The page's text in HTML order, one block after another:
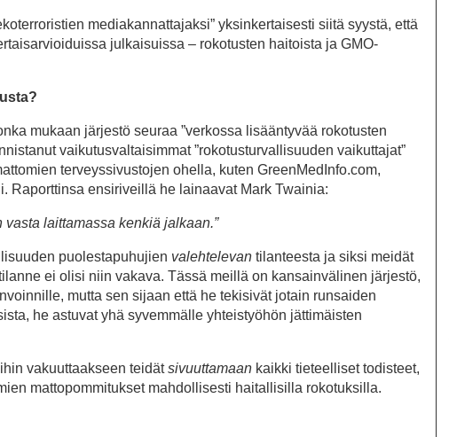
mediakannattajaksi” yksinkertaisesti siitä syystä, että
julkaisuissa – rokotusten haitoista ja GMO-
mukaan järjestö seuraa ”verkossa lisääntyvää rokotusten
vaikutusvaltaisimmat ”rokotusturvallisuuden vaikuttajat”
terveyssivustojen ohella, kuten GreenMedInfo.com,
Raporttinsa ensiriveillä he lainaavat Mark Twainia:
laittamassa kenkiä jalkaan.”
puolestapuhujien valehtelevan tilanteesta ja siksi meidät
ei olisi niin vakava. Tässä meillä on kansainvälinen järjestö,
mutta sen sijaan että he tekisivät jotain runsaiden
he astuvat yhä syvemmälle yhteistyöhön jättimäisten
vakuuttaakseen teidätsivuuttamaan kaikki tieteelliset todisteet,
mattopommitukset mahdollisesti haitallisilla rokotuksilla.